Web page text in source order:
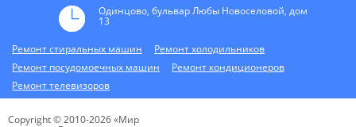
Одинцово, бульвар Любы Новоселовой, дом
13
Ремонт стиральных машин
Ремонт холодильников
Ремонт посудомоечных машин
Ремонт кондиционеров
Ремонт телевизоров
Copyright © 2010-2026 «Мир